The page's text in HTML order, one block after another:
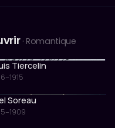
· Romantique
Tiercelin
Soreau